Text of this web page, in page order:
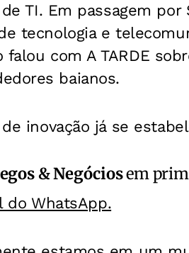
TI. Em passagem por
tecnologia e
falou com A TARDE
baianos.
inovação já se
& Negóciosem
do WhatsApp.